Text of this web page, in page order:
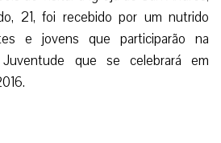
21, foi recebido por um nutrido
e jovens que participarão na
que se celebrará em